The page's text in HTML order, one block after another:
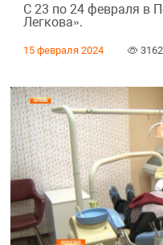
С 23 по 24 февраля в
Легкова».
15 февраля 2024 3162